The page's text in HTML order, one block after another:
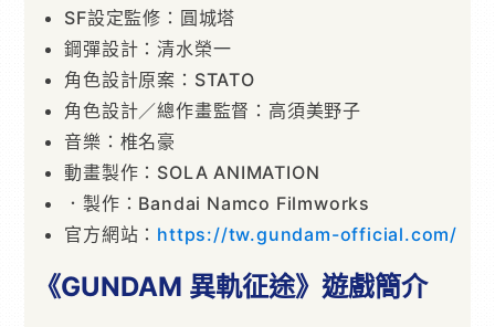
SF設定監修：圓城塔
鋼彈設計：清水榮一
角色設計原案：STATO
角色設計／總作畫監督：高須美野子
音樂：椎名豪
動畫製作：SOLA ANIMATION
．製作：Bandai Namco Filmworks
官方網站： https://tw.gundam-official.com/
《GUNDAM 異軌征途》遊戲簡介